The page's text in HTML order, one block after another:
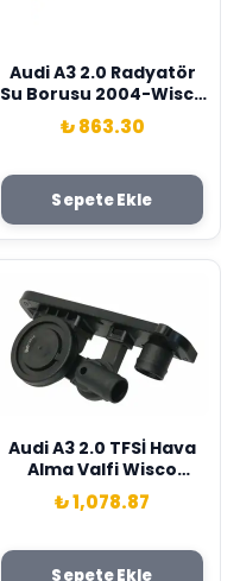
Audi A3 2.0 Radyatör
Su Borusu 2004-Wisco
Marka 1K0121070Bd
₺ 863.30
Sepete Ekle
Audi A3 2.0 TFSİ Hava
Alma Valfi Wisco
Marka 06F129101P
₺ 1,078.87
Sepete Ekle